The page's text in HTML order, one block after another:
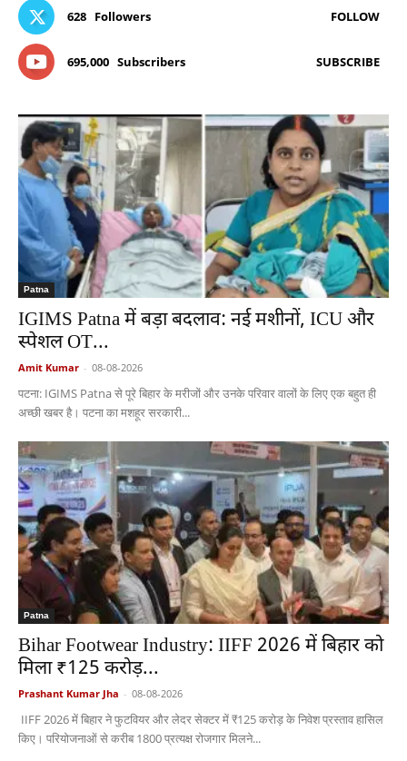
628 Followers FOLLOW
695,000 Subscribers SUBSCRIBE
Patna
IGIMS Patna में बड़ा बदलाव: नई मशीनों, ICU और
स्पेशल OT...
Amit Kumar - 08-08-2026
पटना: IGIMS Patna से पूरे बिहार के मरीजों और उनके परिवार वालों के लिए एक बहुत ही
अच्छी खबर है। पटना का मशहूर सरकारी...
Patna
Bihar Footwear Industry: IIFF 2026 में बिहार को
मिला ₹125 करोड़...
Prashant Kumar Jha - 08-08-2026
IIFF 2026 में बिहार ने फुटवियर और लेदर सेक्टर में ₹125 करोड़ के निवेश प्रस्ताव हासिल
किए। परियोजनाओं से करीब 1800 प्रत्यक्ष रोजगार मिलने...